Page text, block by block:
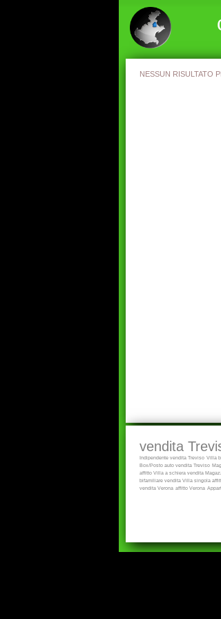
NESSUN RISULTATO
vendita
Indipendente vendita Treviso Villa
Box/Posto auto vendita Treviso
affitto Villa a schiera vendita
bifamiliare vendita Villa singola
vendita Verona affitto Verona